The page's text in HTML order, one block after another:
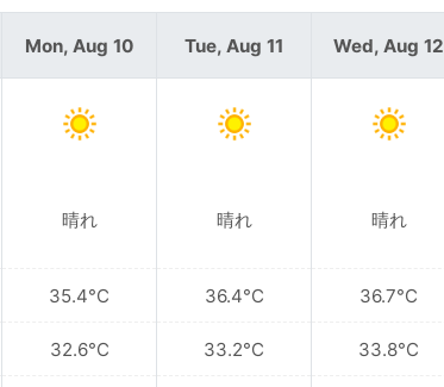
Mon, Aug 10
晴れ
35.4°C
32.6°C
Tue, Aug 11
晴れ
36.4°C
33.2°C
Wed, Aug 12
晴れ
36.7°C
33.8°C